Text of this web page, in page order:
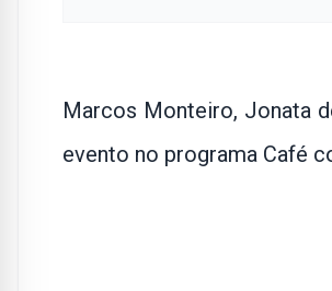
Marcos Monteiro, Jonata
evento no programa Café